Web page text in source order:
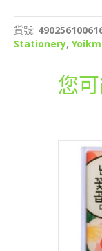
七
彩
公
貨號:
Stationery,
您